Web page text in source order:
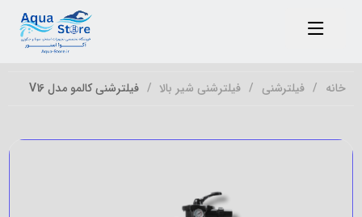
خانه فیلترشنی فیلترشنی شیر بالا فیلترشنی کالمو مدل V16